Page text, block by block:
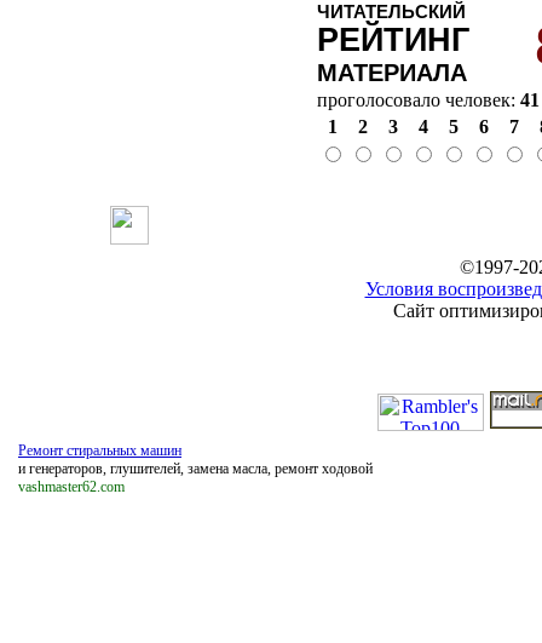
ЧИТАТЕЛЬСКИЙ
РЕЙТИНГ
МАТЕРИАЛА
проголосовало человек: 41
1
2 3 4 5 6 7
©1997-
Условия
Сайт
Ремонт стиральных машин
и генераторов, глушителей, замена масла, ремонт ходовой
vashmaster62.com